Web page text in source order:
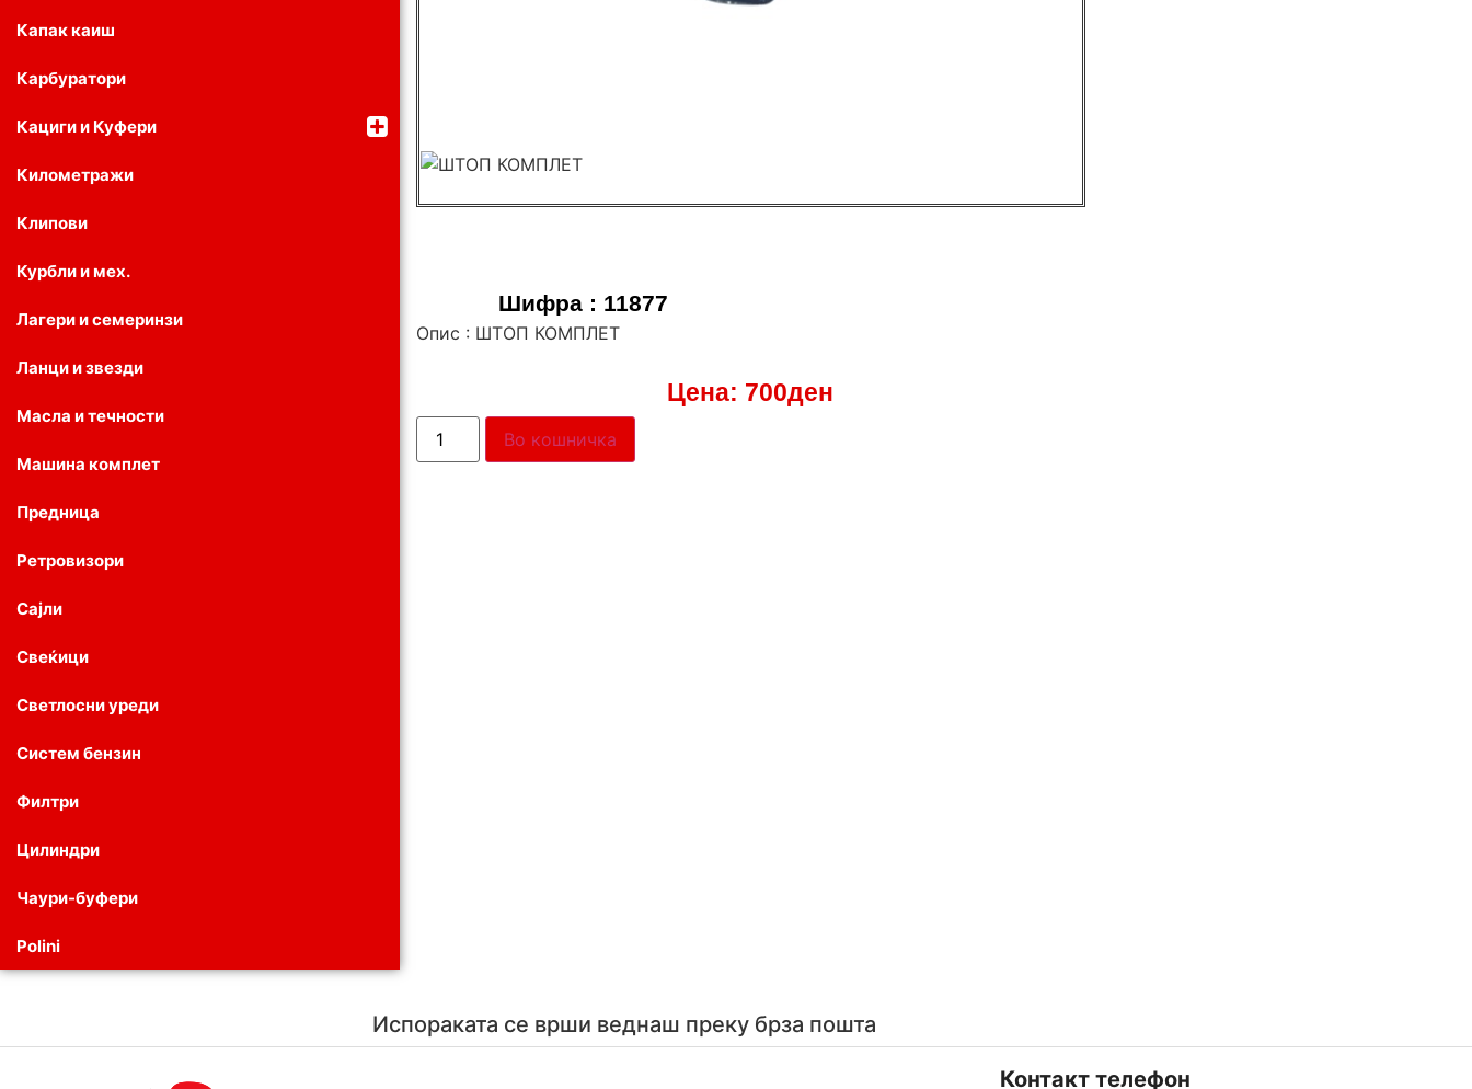
Капак каиш
Карбуратори
Кациги и Куфери
Километражи
Клипови
Курбли и мех.
Лагери и семеринзи
Ланци и звезди
Масла и течности
Машина комплет
Предница
Ретровизори
Сајли
Свеќици
Светлосни уреди
Систем бензин
Филтри
Цилиндри
Чаури-буфери
Polini
Шифра : 11877
Опис : ШТОП КОМПЛЕТ
Цена: 700ден
Во кошничка
Испораката се врши веднаш преку брза пошта
Контакт телефон